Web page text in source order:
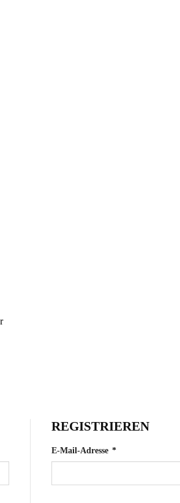
REGISTRIEREN
E-Mail-Adresse *Erforderlich